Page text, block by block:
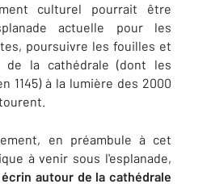
culturel pourrait être
actuelle pour les
poursuivre les fouilles et
de la cathédrale (dont les
1145) à la lumière des 2000
en préambule à cet
à venir sous l'esplanade,
autour de la cathédrale